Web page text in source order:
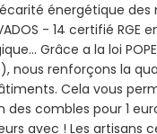
énergétique des
- 14 certifié RGE
Grâce a la loi
nous renforçons la
Cela vous
combles pour 1
avec ! Les artisans